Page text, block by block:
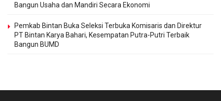
Bangun Usaha dan Mandiri Secara Ekonomi
Pemkab Bintan Buka Seleksi Terbuka Komisaris dan Direktur
PT Bintan Karya Bahari, Kesempatan Putra-Putri Terbaik
Bangun BUMD